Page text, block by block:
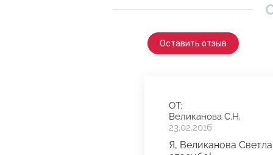
Оставить отзыв
ОТ:
Великанова С.Н.
23.02.2016
Я, Великанова